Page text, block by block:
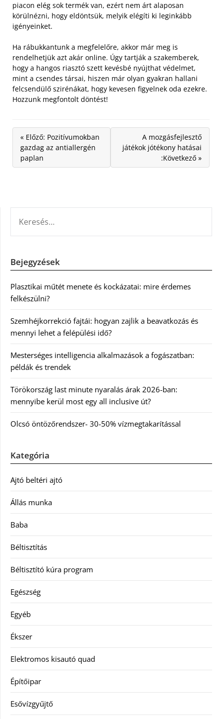
piacon elég sok termék van, ezért nem árt alaposan
körülnézni, hogy eldöntsük, melyik elégíti ki leginkább
igényeinket.
Ha rábukkantunk a megfelelőre, akkor már meg is
rendelhetjük azt akár online. Úgy tartják a szakemberek,
hogy a hangos riasztó szett kevésbé nyújthat védelmet,
mint a csendes társai, hiszen már olyan gyakran hallani
felcsendülő szirénákat, hogy kevesen figyelnek oda ezekre.
Hozzunk megfontolt döntést!
« Előző: Pozitívumokban
gazdag az antiallergén
paplan
A mozgásfejlesztő
játékok jótékony hatásai
:Következő »
Bejegyzések
Plasztikai műtét menete és kockázatai: mire érdemes
felkészülni?
Szemhéjkorrekció fajtái: hogyan zajlik a beavatkozás és
mennyi lehet a felépülési idő?
Mesterséges intelligencia alkalmazások a fogászatban:
példák és trendek
Törökország last minute nyaralás árak 2026-ban:
mennyibe kerül most egy all inclusive út?
Olcsó öntözőrendszer- 30-50% vízmegtakarítással
Kategória
Ajtó beltéri ajtó
Állás munka
Baba
Béltisztítás
Béltisztító kúra program
Egészség
Egyéb
Ékszer
Elektromos kisautó quad
Építőipar
Esővízgyűjtő